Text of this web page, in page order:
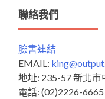
鍵
字:
聯絡我們
臉書連結
EMAIL:
地址: 235-57 新北
電話: (02)2226-6665